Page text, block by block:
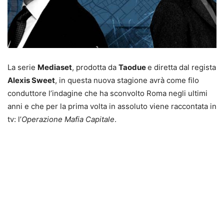
La serie Mediaset, prodotta da Taoduee diretta dal regista
Alexis Sweet, in questa nuova stagione avrà come filo
conduttore l’indagine che ha sconvolto Roma negli ultimi
anni e che per la prima volta in assoluto viene raccontata in
tv: l’Operazione Mafia Capitale.